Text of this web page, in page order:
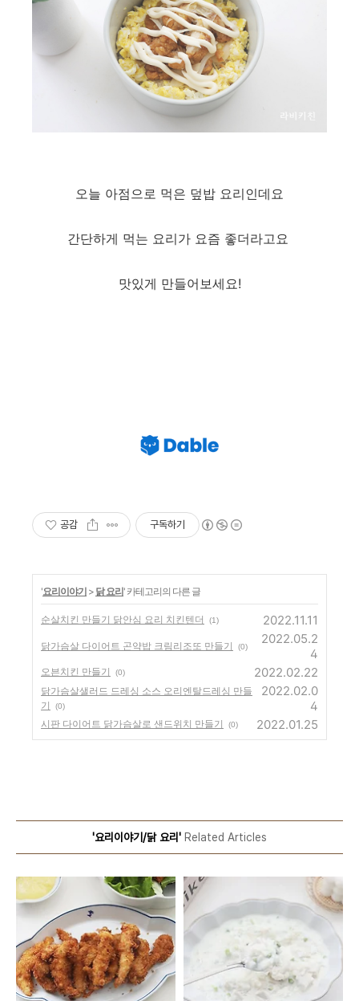
오늘 아점으로 먹은 덮밥 요리인데요
간단하게 먹는 요리가 요즘 좋더라고요
맛있게 만들어보세요!
공감 구독하기
'요리이야기 > 닭 요리' 카테고리의 다른 글
순살치킨 만들기 닭안심 요리 치킨텐더 (1) 2022.11.11
닭가슴살 다이어트 곤약밥 크림리조또 만들기 (0)
2022.05.2
4
오븐치킨 만들기 (0) 2022.02.22
닭가슴살샐러드 드레싱 소스 오리엔탈드레싱 만들
기
(0)
2022.02.0
4
시판 다이어트 닭가슴살로 샌드위치 만들기 (0) 2022.01.25
'요리이야기/닭 요리' Related Articles